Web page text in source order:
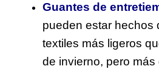
Guantes de
pueden estar hechos
textiles más ligeros
de invierno, pero